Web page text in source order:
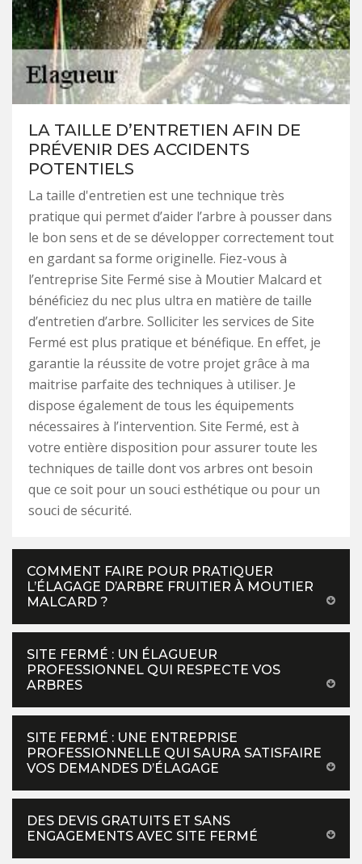
LA TAILLE D’ENTRETIEN AFIN DE
PRÉVENIR DES ACCIDENTS
POTENTIELS
La taille d'entretien est une technique très
pratique qui permet d’aider l’arbre à pousser dans
le bon sens et de se développer correctement tout
en gardant sa forme originelle. Fiez-vous à
l’entreprise Site Fermé sise à Moutier Malcard et
bénéficiez du nec plus ultra en matière de taille
d’entretien d’arbre. Solliciter les services de Site
Fermé est plus pratique et bénéfique. En effet, je
garantie la réussite de votre projet grâce à ma
maitrise parfaite des techniques à utiliser. Je
dispose également de tous les équipements
nécessaires à l’intervention. Site Fermé, est à
votre entière disposition pour assurer toute les
techniques de taille dont vos arbres ont besoin
que ce soit pour un souci esthétique ou pour un
souci de sécurité.
COMMENT FAIRE POUR PRATIQUER
L’ÉLAGAGE D’ARBRE FRUITIER À MOUTIER
MALCARD ?
SITE FERMÉ : UN ÉLAGUEUR
PROFESSIONNEL QUI RESPECTE VOS
ARBRES
SITE FERMÉ : UNE ENTREPRISE
PROFESSIONNELLE QUI SAURA SATISFAIRE
VOS DEMANDES D’ÉLAGAGE
DES DEVIS GRATUITS ET SANS
ENGAGEMENTS AVEC SITE FERMÉ